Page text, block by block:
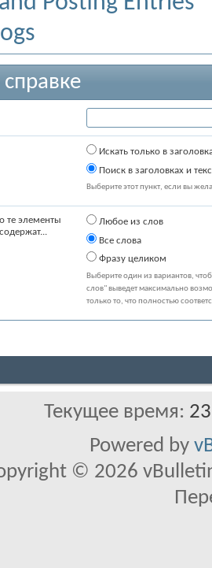
Искать только в
Поиск в заголовках и
Выберите этот пункт, если вы
те элементы
Любое из слов
Все слова
Фразу целиком
Выберите один из вариантов,
слов" выведет максимально
только то, что полностью
Текущее время:
Powered by
© 2026